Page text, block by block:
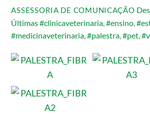
ASSESSORIA DE COMUNICAÇÃO
Últimas#clinicaveterinaria ,#ensino ,
#medicinaveterinaria ,#palestra ,#pet ,